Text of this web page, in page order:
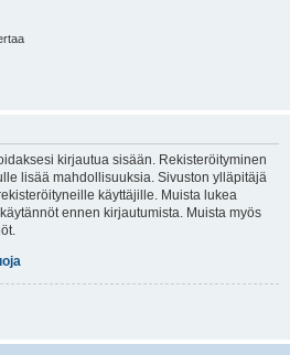
kirjautua sisään. Rekisteröityminen
lisää mahdollisuuksia. Sivuston ylläpitäjä
käyttäjille. Muista lukea
ennen kirjautumista. Muista myös